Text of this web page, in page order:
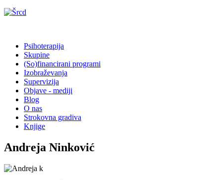
Psihoterapija
Skupine
(So)financirani programi
Izobraževanja
Supervizija
Objave - mediji
Blog
O nas
Strokovna gradiva
Knjige
Andreja Ninković